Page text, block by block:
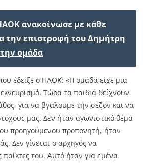
ανακοίνωσε με κάθε
την επιστροφή του Δημήτρη
ομάδα
έδειξε ο ΠΑΟΚ: «Η ομάδα είχε μια
Τώρα τα παιδιά δείχνουν
για να βγάλουμε την σεζόν και να
μας. Δεν ήταν αγωνιστικό θέμα
προηγούμενου προπονητή, ήταν
Δεν γίνεται ο αρχηγός να
παίκτες του. Αυτό ήταν για εμένα